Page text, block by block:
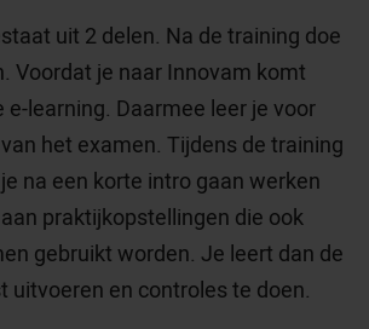
uit 2 delen. Na de training doe
Voordat je naar Innovam komt
e-learning. Daarmee leer je voor
het examen. Tijdens de training
na een korte intro gaan werken
praktijkopstellingen die ook
gebruikt worden. Je leert dan de
uitvoeren en controles te doen.